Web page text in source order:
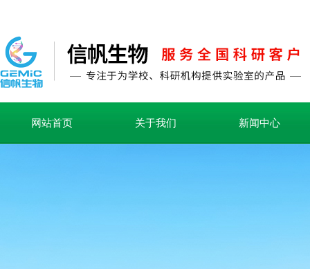
网站首页 关于我们 新闻中心